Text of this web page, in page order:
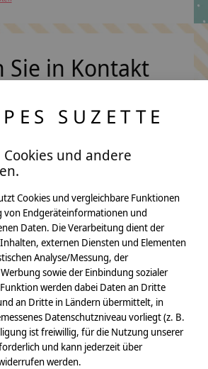
Sie in Kontakt
Sorge, wir übertreiben es nicht
SUZETTE
und andere
Cookies und vergleichbare Funktionen
von Endgeräteinformationen und
Daten. Die Verarbeitung dient der
externen Diensten und Elementen
Analyse/Messung, der
sowie der Einbindung sozialer
werden dabei Daten an Dritte
an Dritte in Ländern übermittelt, in
Datenschutzniveau vorliegt (z. B.
ist freiwillig, für die Nutzung unserer
und kann jederzeit über
werden.